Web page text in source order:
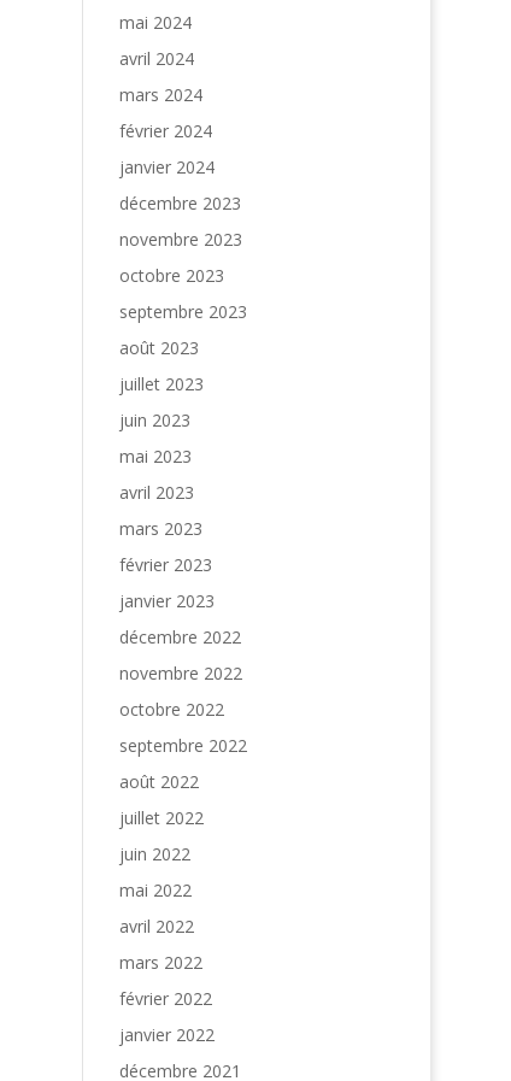
mai 2024
avril 2024
mars 2024
février 2024
janvier 2024
décembre 2023
novembre 2023
octobre 2023
septembre 2023
août 2023
juillet 2023
juin 2023
mai 2023
avril 2023
mars 2023
février 2023
janvier 2023
décembre 2022
novembre 2022
octobre 2022
septembre 2022
août 2022
juillet 2022
juin 2022
mai 2022
avril 2022
mars 2022
février 2022
janvier 2022
décembre 2021